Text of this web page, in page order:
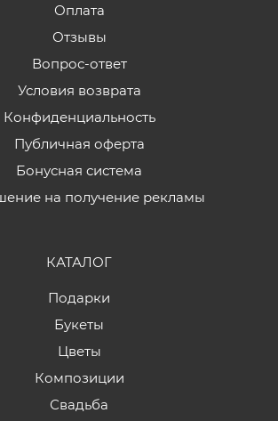
Оплата
Отзывы
Вопрос-ответ
Условия возврата
Конфиденциальность
Публичная оферта
Бонусная система
на получение рекламы
КАТАЛОГ
Подарки
Букеты
Цветы
Композиции
Свадьба